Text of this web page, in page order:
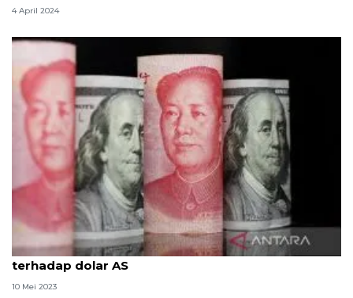
4 April 2024
Yuan merosot lagi 44 basis poin menjadi 6,9299
terhadap dolar AS
10 Mei 2023